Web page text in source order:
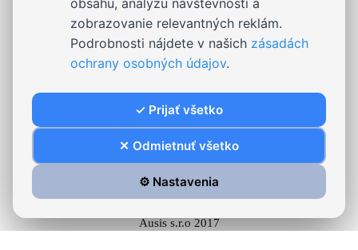
Drevené dekorácie, darčeky a nápisy na mieru |
Ausis.sk
Formulár na odstúpenie od zmluvy
On-line chat
Stabilizovaný mach.
Ausis s.r.o 2017
obsahu, analýzu návštevnosti a
zobrazovanie relevantných reklám.
Podrobnosti nájdete v našich zásadách
ochrany osobných údajov.
✓ Prijať všetko
✕ Odmietnuť všetko
⚙️ Nastavenia